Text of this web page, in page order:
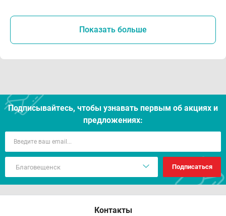
Показать больше
Подписывайтесь, чтобы узнавать первым об акцияx и
предложениях:
Подписаться
Контакты